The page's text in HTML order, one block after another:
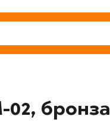
02, бронза